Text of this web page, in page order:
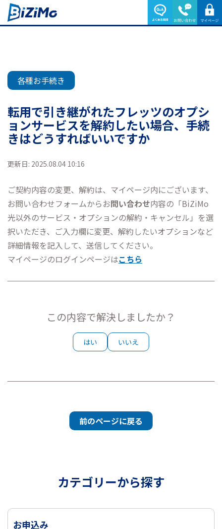
各種お手続き
転用で引き継がれたフレッツのオプシ
ョンサービスを解約したい場合、手続
きはどうすればいいですか
更新日: 2025.08.04 10:16
ご契約内容の変更、解約は、マイページ内にございます、
お問い合わせフォームからお問い合わせ内容の「BiZiMo
光以外のサービス・オプションの解約・キャンセル」を選
択いただき、ご入力欄に変更、解約したいオプションなど
詳細情報を記入して、送信してください。
マイページのログインページはこちら
この内容で解決しましたか？
はい いいえ
前のページに戻る
カテゴリーから探す
お申込み